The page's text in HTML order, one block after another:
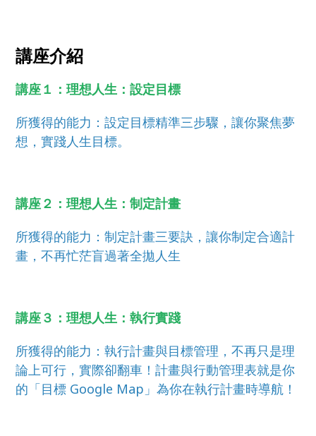
講座介紹
講座１：理想人生：設定目標
所獲得的能力：設定目標精準三步驟，讓你聚焦夢
想，實踐人生目標。
講座２：理想人生：制定計畫
所獲得的能力：制定計畫三要訣，讓你制定合適計
畫，不再忙茫盲過著全拋人生
講座３：理想人生：執行實踐
所獲得的能力：執行計畫與目標管理，不再只是理
論上可行，實際卻翻車！計畫與行動管理表就是你
的「目標 Google Map」為你在執行計畫時導航！